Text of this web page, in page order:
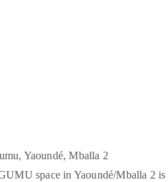
Yaoundé, Mballa 2
space in Yaoundé/Mballa 2